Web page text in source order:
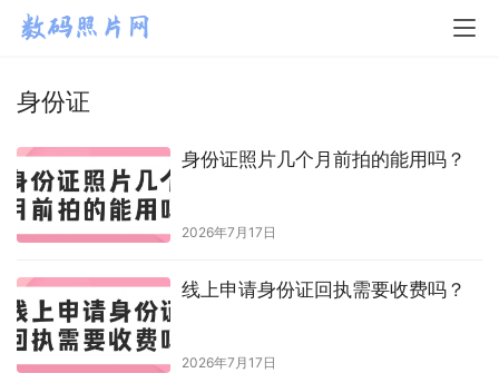
身份证
身份证照片几个月前拍的能用吗？
2026年7月17日
线上申请身份证回执需要收费吗？
2026年7月17日